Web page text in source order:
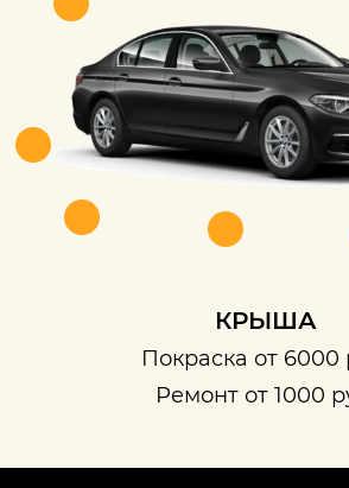
КРЫША
Покраска от 6000
Ремонт от 1000